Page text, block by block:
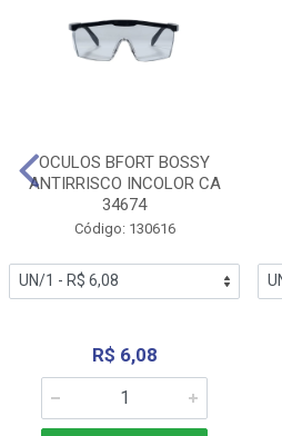
OCULOS BFORT BOSSY
ANTIRRISCO INCOLOR CA
34674
Código: 130616
R$ 6,08